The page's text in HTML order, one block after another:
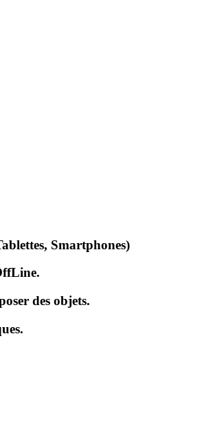
Smartphones)
des objets.